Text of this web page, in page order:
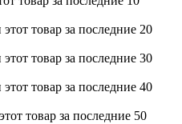
товар за последние 20
товар за последние 30
товар за последние 40
товар за последние 50